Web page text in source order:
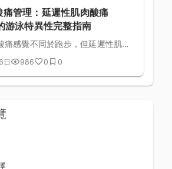
管理：延遲性肌肉酸痛
游泳特異性完整指南
痛感覺不同於跑步，但延遲性肌肉
同樣會影響訓練效果。本文解析游
的成因，並提供冷熱水療、主動
日 986 0 0